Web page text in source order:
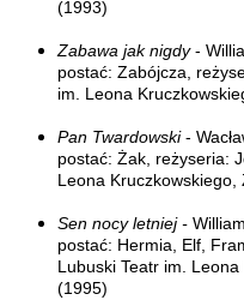
(1993)
Zabawa jak nigdy-
postać: Zabójcza,
im. Leona
Pan Twardowski-
postać: Żak, reżyseria:
Leona
Sen nocy letniej -
postać: Hermia, Elf,
Lubuski Teatr im.
(1995)